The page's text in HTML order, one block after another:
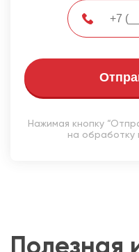
Нажимая кнопку
на обработку
Полезная